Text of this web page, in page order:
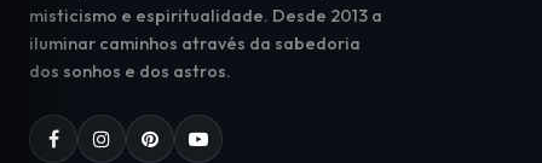
misticismo e espiritualidade. Desde 2013 a
iluminar caminhos através da sabedoria
dos sonhos e dos astros.